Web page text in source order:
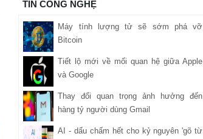
TIN CÔNG NGHỆ
Máy tính lượng tử sẽ sớm phá vỡ
Bitcoin
Tiết lộ mới về mối quan hệ giữa Apple
và Google
Thay đổi quan trọng ảnh hưởng đến
hàng tỷ người dùng Gmail
AI - dấu chấm hết cho kỷ nguyên 'gõ từ